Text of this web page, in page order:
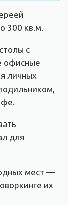
300 кв.м.
с
офисные
личных
для
мест —
их